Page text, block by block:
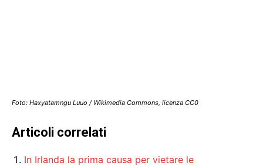
Foto: Haxyatamngu Luuo / Wikimedia Commons, licenza CC0
Articoli correlati
In Irlanda la prima causa per vietare le